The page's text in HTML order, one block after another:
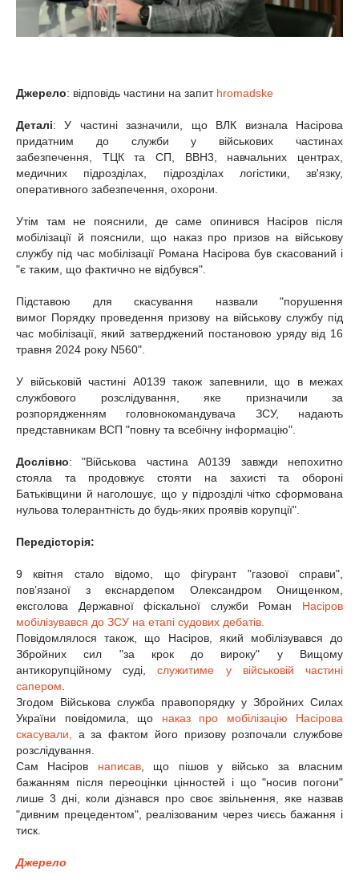
Джерело: відповідь частини на запит hromadske
Деталі: У частині зазначили, що ВЛК визнала Насірова
придатним до служби у військових частинах
забезпечення, ТЦК та СП, ВВН3, навчальних центрах,
медичних підрозділах, підрозділах логістики, зв'язку,
оперативного забезпечення, охорони.
Утім там не пояснили, де саме опинився Насіров після
мобілізації й пояснили, що наказ про призов на військову
службу під час мобілізації Романа Насірова був скасований і
"є таким, що фактично не відбувся".
Підставою для скасування назвали "порушення
вимог Порядку проведення призову на військову службу під
час мобілізації, який затверджений постановою уряду від 16
травня 2024 року N560".
У військовій частині А0139 також запевнили, що в межах
службового розслідування, яке призначили за
розпорядженням головнокомандувача ЗСУ, надають
представникам ВСП "повну та всебічну інформацію".
Дослівно: "Військова частина А0139 завжди непохитно
стояла та продовжує стояти на захисті та обороні
Батьківщини й наголошує, що у підрозділі чітко сформована
нульова толерантність до будь-яких проявів корупції".
Передісторія:
9 квітня стало відомо, що фігурант "газової справи",
пов’язаної з екснардепом Олександром Онищенком,
ексголова Державної фіскальної служби Роман Насіров
мобілізувався до ЗСУ на етапі судових дебатів.
Повідомлялося також, що Насіров, який мобілізувався до
Збройних сил "за крок до вироку" у Вищому
антикорупційному суді,служитиме у військовій частині
сапером.
Згодом Військова служба правопорядку у Збройних Силах
України повідомила, що наказ про мобілізацію Насірова
скасували, а за фактом його призову розпочали службове
розслідування.
Сам Насіров
написав, що пішов у військо за власним
бажанням після переоцінки цінностей і що "носив погони"
лише 3 дні, коли дізнався про своє звільнення, яке назвав
"дивним прецедентом", реалізованим через чиєсь бажання і
тиск.
Джерело